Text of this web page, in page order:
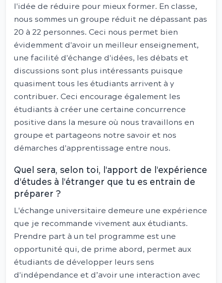
l'idée de réduire pour mieux former. En classe,
nous sommes un groupe réduit ne dépassant pas
20 à 22 personnes. Ceci nous permet bien
évidemment d'avoir un meilleur enseignement,
une facilité d'échange d'idées, les débats et
discussions sont plus intéressants puisque
quasiment tous les étudiants arrivent à y
contribuer. Ceci encourage également les
étudiants à créer une certaine concurrence
positive dans la mesure où nous travaillons en
groupe et partageons notre savoir et nos
démarches d'apprentissage entre nous.
Quel sera, selon toi, l'apport de l'expérience
d'études à l'étranger que tu es entrain de
préparer ?
L'échange universitaire demeure une expérience
que je recommande vivement aux étudiants.
Prendre part à un tel programme est une
opportunité qui, de prime abord, permet aux
étudiants de développer leurs sens
d'indépendance et d’avoir une interaction avec